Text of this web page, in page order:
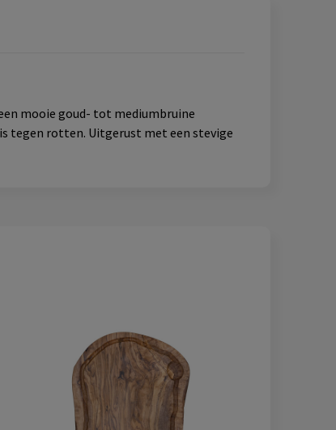
mooie goud- tot mediumbruine
tegen rotten. Uitgerust met een stevige